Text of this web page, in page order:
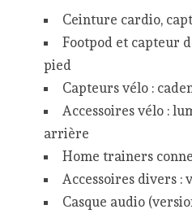
Ceinture cardio,
Footpod et capteur
pied
Capteurs vélo :
Accessoires vélo :
arrière
Home trainers
Accessoires divers :
Casque audio